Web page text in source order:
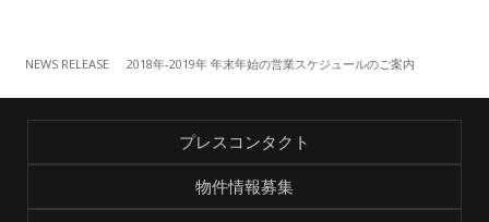
NEWS RELEASE 2018年-2019年 年末年始の営業スケジュールのご案内
プレスコンタクト
物件情報募集